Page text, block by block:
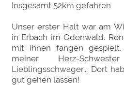
Insgesamt 52km gefahren
Unser erster Halt war am
in Erbach im Odenwald.
mit ihnen fangen
meiner Herz-
Lieblingsschwager... Dort
gut gehen lassen!